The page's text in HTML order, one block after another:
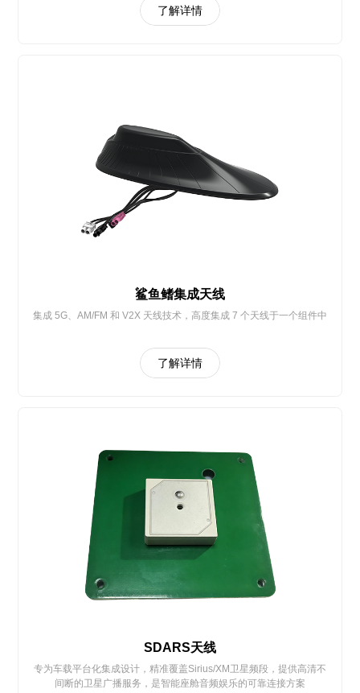
了解详情
鲨鱼鳍集成天线
集成 5G、AM/FM 和 V2X 天线技术，高度集成 7 个天线于一个组件中
了解详情
SDARS天线
专为车载平台化集成设计，精准覆盖Sirius/XM卫星频段，提供高清不
间断的卫星广播服务，是智能座舱音频娱乐的可靠连接方案